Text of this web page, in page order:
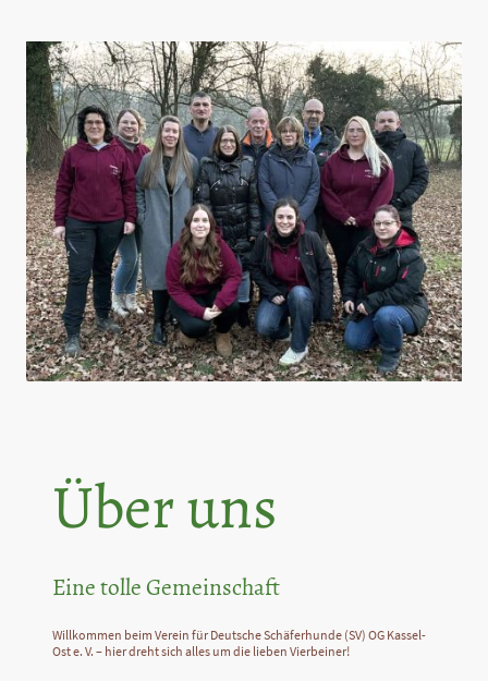
Über uns
Eine tolle Gemeinschaft
Willkommen beim Verein für Deutsche Schäferhunde (SV) OG Kassel-
Ost e. V. – hier dreht sich alles um die lieben Vierbeiner!